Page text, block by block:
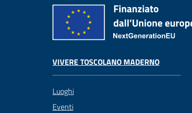
VIVERE TOSCOLANO MADERNO
Luoghi
Eventi